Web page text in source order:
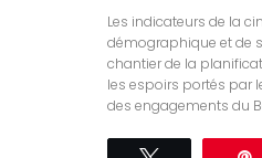
Les indicateurs de la
démographique et de
chantier de la
les espoirs portés par
des engagements du